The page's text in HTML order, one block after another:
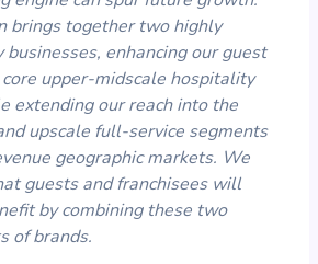
brings together two highly
enhancing our guest
upper-midscale hospitality
extending our reach into the
upscale full-service segments
geographic markets. We
guests and franchisees will
by combining these two
of brands.